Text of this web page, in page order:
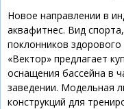
Новое направлении в
аквафитнес. Вид
поклонников
«Вектор» предлагает
оснащения бассейна в
заведении. Модельная
конструкций для